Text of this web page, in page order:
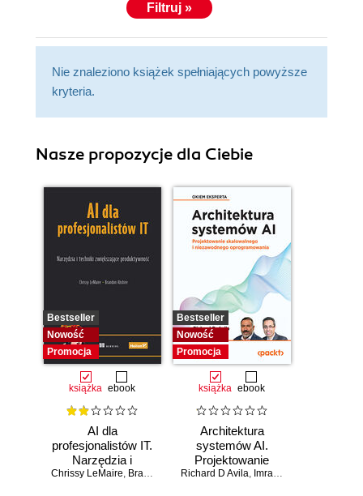
Filtruj »
Nie znaleziono książek spełniających powyższe
kryteria.
Nasze propozycje dla Ciebie
Bestseller
Nowość
Promocja
książka ebook
AI dla
profesjonalistów IT.
Narzędzia i
techniki
Chrissy LeMaire, Brandon Abshire
Bestseller
Nowość
Promocja
książka ebook
Architektura
systemów AI.
Projektowanie
skalowalnego i
Richard D Avila, Imran Ahmad